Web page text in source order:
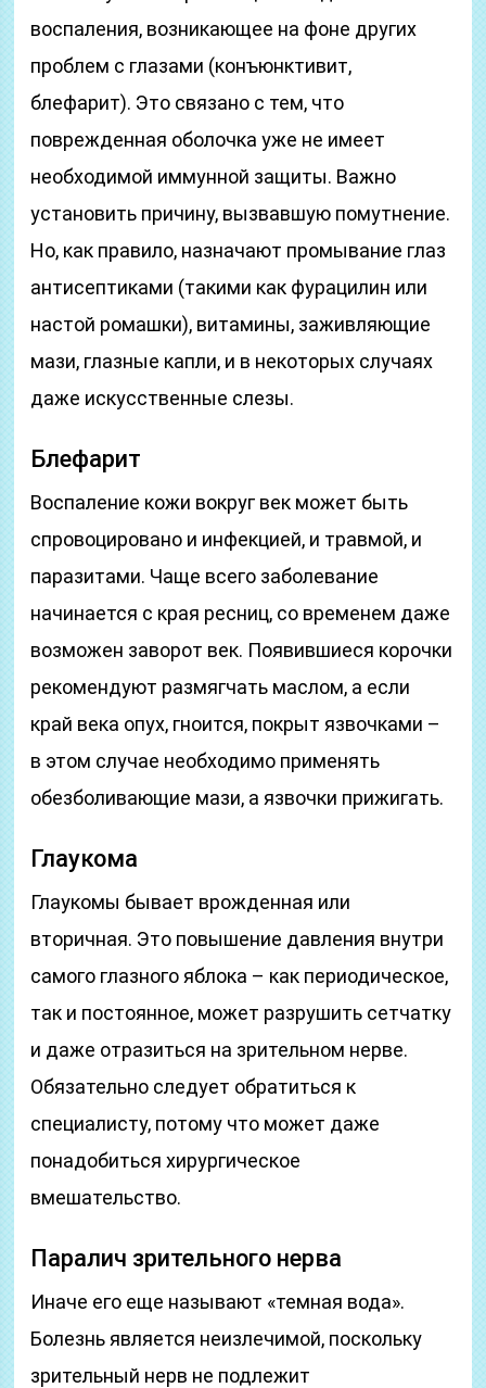
воспаления, возникающее на фоне других
проблем с глазами (конъюнктивит,
блефарит). Это связано с тем, что
поврежденная оболочка уже не имеет
необходимой иммунной защиты. Важно
установить причину, вызвавшую помутнение.
Но, как правило, назначают промывание глаз
антисептиками (такими как фурацилин или
настой ромашки), витамины, заживляющие
мази, глазные капли, и в некоторых случаях
даже искусственные слезы.
Блефарит
Воспаление кожи вокруг век может быть
спровоцировано и инфекцией, и травмой, и
паразитами. Чаще всего заболевание
начинается с края ресниц, со временем даже
возможен заворот век. Появившиеся корочки
рекомендуют размягчать маслом, а если
край века опух, гноится, покрыт язвочками –
в этом случае необходимо применять
обезболивающие мази, а язвочки прижигать.
Глаукома
Глаукомы бывает врожденная или
вторичная. Это повышение давления внутри
самого глазного яблока – как периодическое,
так и постоянное, может разрушить сетчатку
и даже отразиться на зрительном нерве.
Обязательно следует обратиться к
специалисту, потому что может даже
понадобиться хирургическое
вмешательство.
Паралич зрительного нерва
Иначе его еще называют «темная вода».
Болезнь является неизлечимой, поскольку
зрительный нерв не подлежит